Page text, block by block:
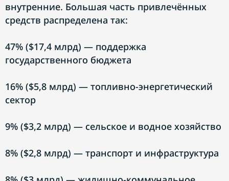
внутренние. Большая часть привлечённых
средств распределена так:
47% ($17,4 млрд) — поддержка
государственного бюджета
16% ($5,8 млрд) — топливно-энергетический
сектор
9% ($3,2 млрд) — сельское и водное хозяйство
8% ($2,8 млрд) — транспорт и инфраструктура